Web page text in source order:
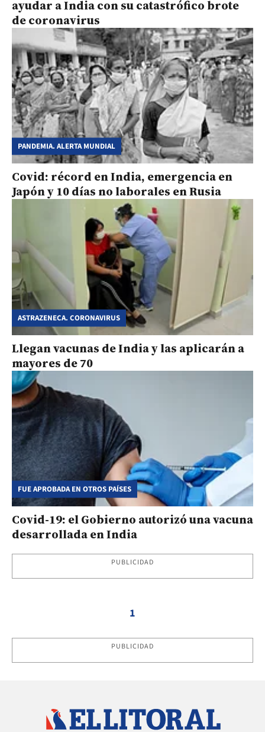
ayudar a India con su catastrófico brote
de coronavirus
PANDEMIA. ALERTA MUNDIAL
Covid: récord en India, emergencia en
Japón y 10 días no laborales en Rusia
ASTRAZENECA. CORONAVIRUS
Llegan vacunas de India y las aplicarán a
mayores de 70
FUE APROBADA EN OTROS PAÍSES
Covid-19: el Gobierno autorizó una vacuna
desarrollada en India
PUBLICIDAD
1
PUBLICIDAD